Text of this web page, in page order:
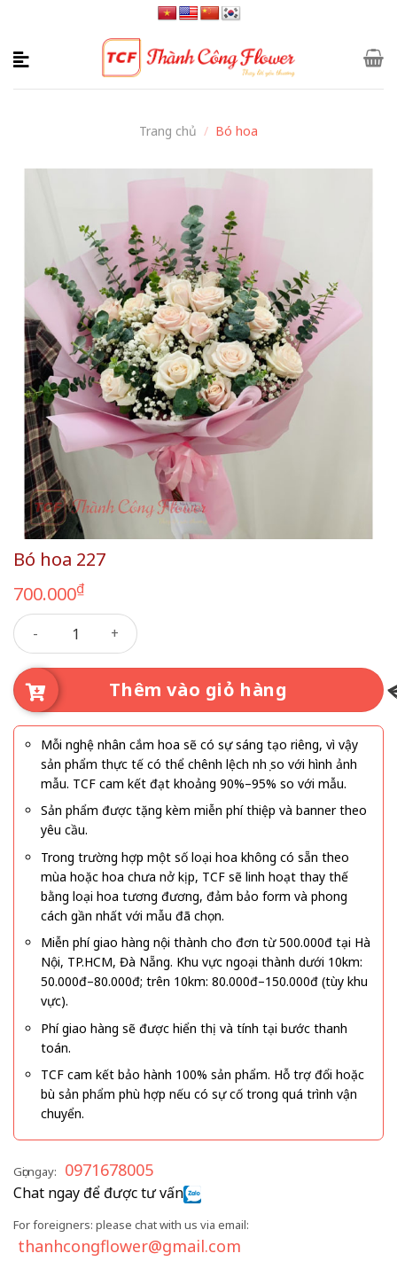
content
Trang chủ / Bó hoa
Bó hoa 227
700.000₫
Bó hoa 227 số lượng
Thêm vào giỏ hàng
Mỗi nghệ nhân cắm hoa sẽ có sự sáng tạo riêng, vì vậy
sản phẩm thực tế có thể chênh lệch nhẹ so với hình ảnh
mẫu. TCF cam kết đạt khoảng 90%–95% so với mẫu.
Sản phẩm được tặng kèm miễn phí thiệp và banner theo
yêu cầu.
Trong trường hợp một số loại hoa không có sẵn theo
mùa hoặc hoa chưa nở kịp, TCF sẽ linh hoạt thay thế
bằng loại hoa tương đương, đảm bảo form và phong
cách gần nhất với mẫu đã chọn.
Miễn phí giao hàng nội thành cho đơn từ 500.000đ tại Hà
Nội, TP.HCM, Đà Nẵng. Khu vực ngoại thành dưới 10km:
50.000đ–80.000đ; trên 10km: 80.000đ–150.000đ (tùy khu
vực).
Phí giao hàng sẽ được hiển thị và tính tại bước thanh
toán.
TCF cam kết bảo hành 100% sản phẩm. Hỗ trợ đổi hoặc
bù sản phẩm phù hợp nếu có sự cố trong quá trình vận
chuyển.
Gọi ngay: 0971678005
Chat ngay để được tư vấn
For foreigners: please chat with us via email:
thanhcongflower@gmail.com